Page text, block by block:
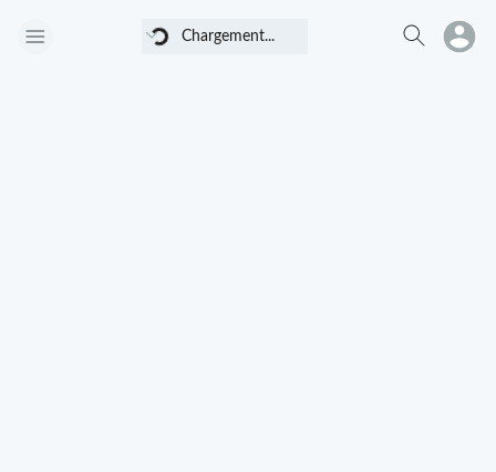
Chargement... Chargement...